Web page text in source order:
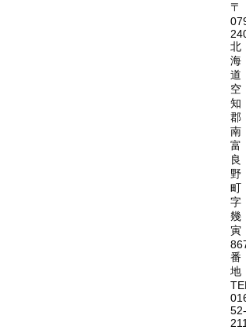
〒
北
海
道
空
知
郡
南
富
良
野
町
字
幾
寅
番
地
52-